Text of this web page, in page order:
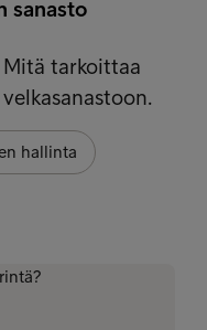
sanasto
tarkoittaa
hallinta